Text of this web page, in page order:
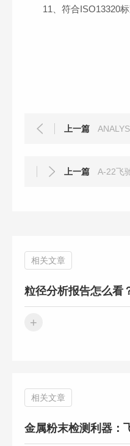
11、符合ISO13320
上一篇
上一篇 A-22飞
相关文章
+
相关文章